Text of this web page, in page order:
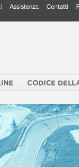
Assistenza Contatti
CODICE